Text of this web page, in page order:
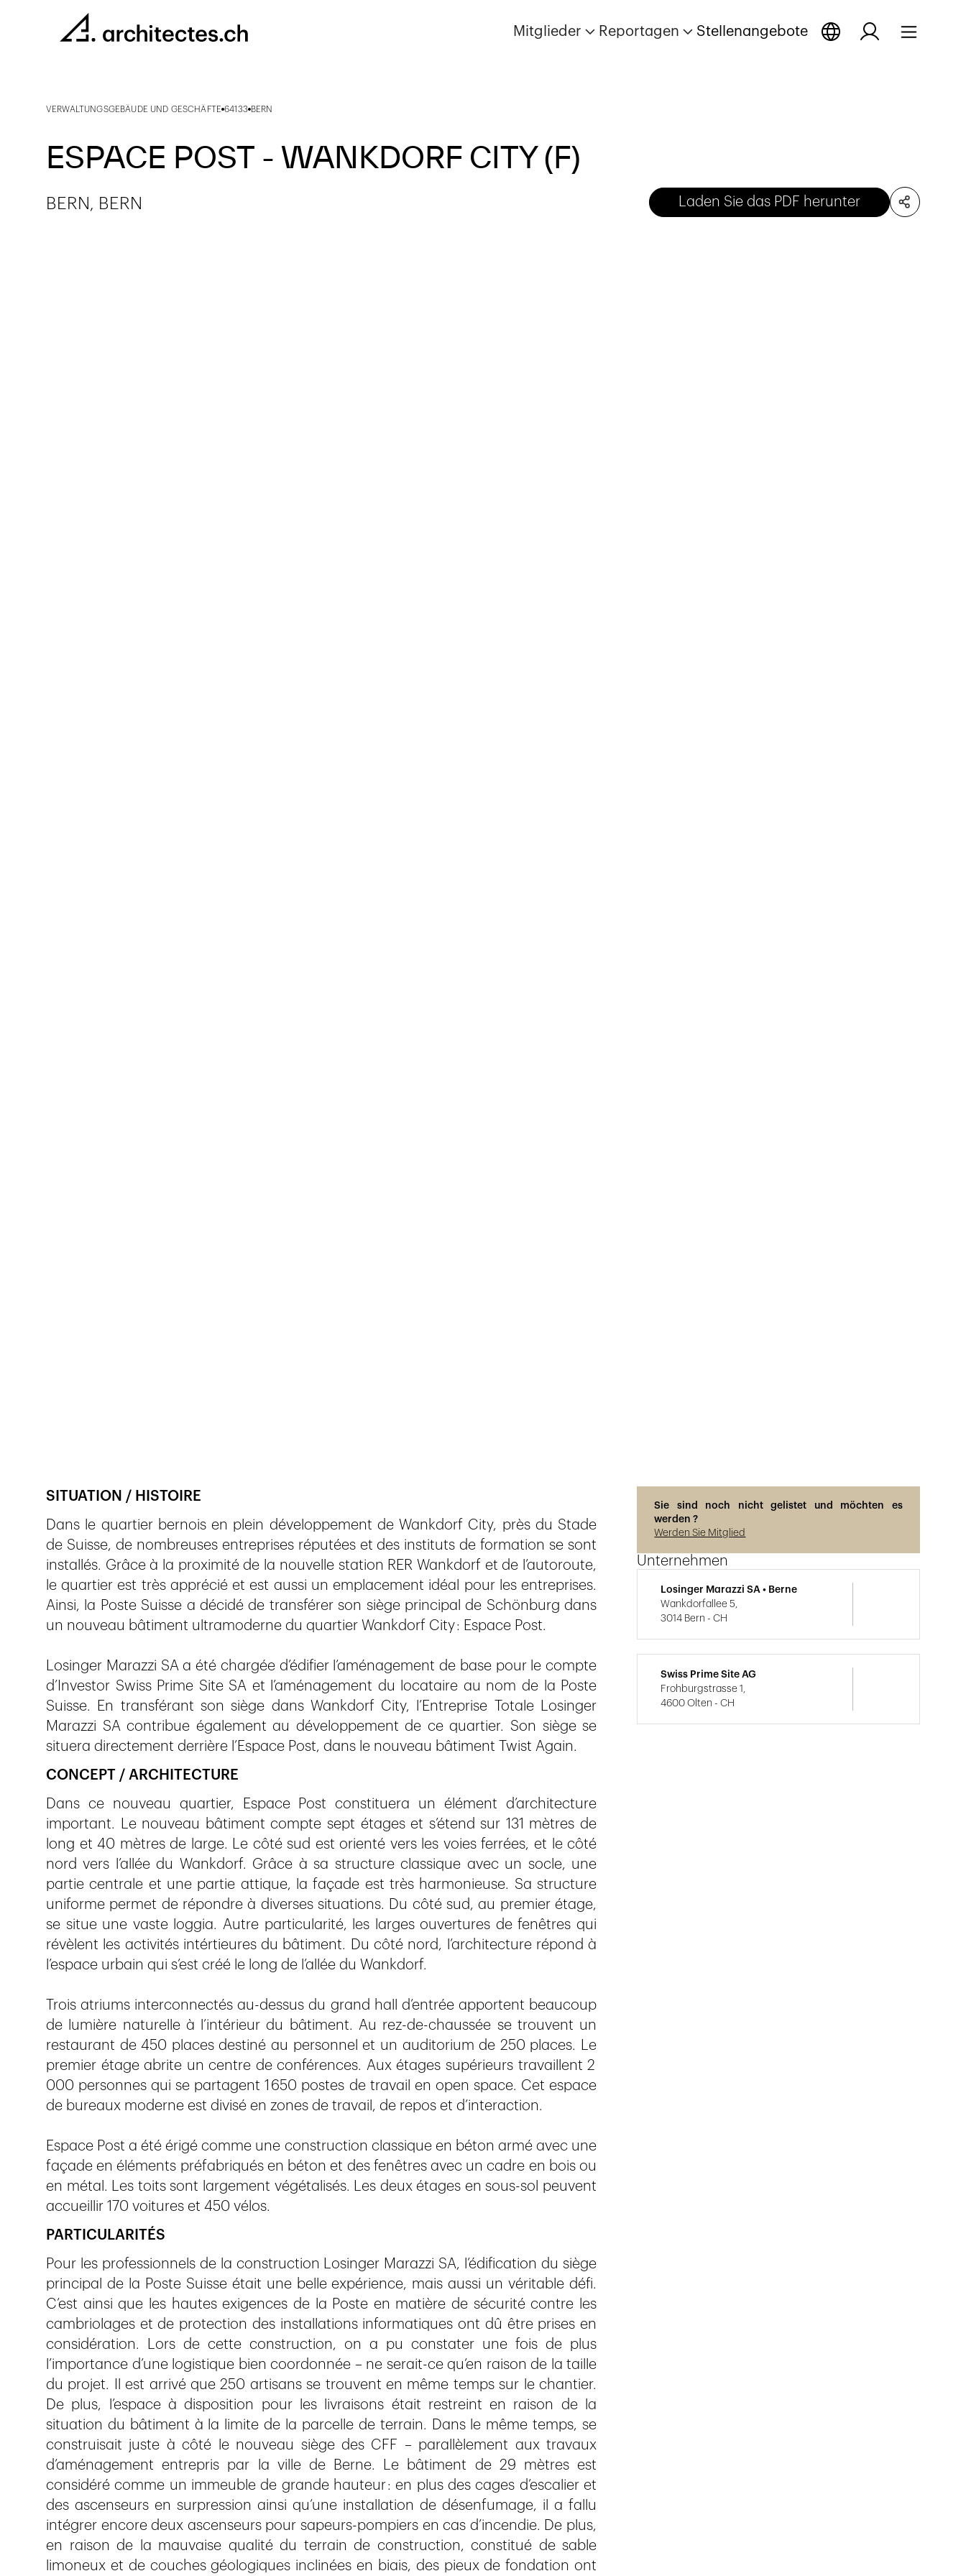
Mitglieder Reportagen Stellenangebote
VERWALTUNGSGEBÄUDE UND GESCHÄFTE 64133 BERN
ESPACE POST - WANKDORF CITY (F)
BERN, BERN Laden Sie das PDF herunter
SITUATION / HISTOIRE
Dans le quartier bernois en plein développement de Wankdorf City, près du Stade
de Suisse, de nombreuses entreprises réputées et des instituts de formation se sont
installés. Grâce à la proximité de la nouvelle station RER Wankdorf et de l’autoroute,
le quartier est très apprécié et est aussi un emplacement idéal pour les entreprises.
Ainsi, la Poste Suisse a décidé de transférer son siège principal de Schönburg dans
un nouveau bâtiment ultramoderne du quartier Wankdorf City : Espace Post.
Losinger Marazzi SA a été chargée d’édifier l’aménagement de base pour le compte
d’Investor Swiss Prime Site SA et l’aménagement du locataire au nom de la Poste
Suisse. En transférant son siège dans Wankdorf City, l’Entreprise Totale Losinger
Marazzi SA contribue également au développement de ce quartier. Son siège se
situera directement derrière l’Espace Post, dans le nouveau bâtiment Twist Again.
CONCEPT / ARCHITECTURE
Dans ce nouveau quartier, Espace Post constituera un élément d’architecture
important. Le nouveau bâtiment compte sept étages et s’étend sur 131 mètres de
long et 40 mètres de large. Le côté sud est orienté vers les voies ferrées, et le côté
nord vers l’allée du Wankdorf. Grâce à sa structure classique avec un socle, une
partie centrale et une partie attique, la façade est très har­monieuse. Sa structure
uniforme permet de répondre à diverses situations. Du côté sud, au premier étage,
se situe une vaste loggia. Autre particularité, les larges ouvertures de fenêtres qui
révèlent les activités intértieures du bâtiment. Du côté nord, l’architecture répond à
l’espace urbain qui s’est créé le long de l’allée du Wankdorf.
Trois atriums interconnectés au-dessus du grand hall d’entrée apportent beaucoup
de lumière naturelle à l’intérieur du bâtiment. Au rez-de-chaussée se trouvent un
restaurant de 450 places destiné au personnel et un auditorium de 250 places. Le
premier étage abrite un centre de conférences. Aux étages supérieurs travaillent 2
000 personnes qui se partagent 1 650 postes de travail en open space. Cet espace
de bureaux moderne est divisé en zones de travail, de repos et d’interaction.
Espace Post a été érigé comme une construction classique en béton armé avec une
façade en éléments préfabriqués en béton et des fenêtres avec un cadre en bois ou
en métal. Les toits sont largement végétalisés. Les deux étages en sous-sol peuvent
accueillir 170 voitures et 450 vélos.
PARTICULARITÉS
Pour les professionnels de la construction Losinger Marazzi SA, l’édification du siège
principal de la Poste Suisse était une belle expérience, mais aussi un véritable défi.
C’est ainsi que les hautes exigences de la Poste en matière de sécurité contre les
cambriolages et de protection des installations informatiques ont dû être prises en
considération. Lors de cette construction, on a pu constater une fois de plus
l’importance d’une logistique bien coordonnée – ne serait-ce qu’en raison de la taille
du projet. Il est arrivé que 250 artisans se trouvent en même temps sur le chantier.
De plus, l’espace à disposition pour les livraisons était restreint en raison de la
situation du bâtiment à la limite de la parcelle de terrain. Dans le même temps, se
construisait juste à côté le nouveau siège des CFF – parallèlement aux travaux
d’aménagement entrepris par la ville de Berne. Le bâtiment de 29 mètres est
considéré comme un immeuble de grande hauteur : en plus des cages d’escalier et
des ascenseurs en surpression ainsi qu’une installation de désenfumage, il a fallu
intégrer encore deux ascenseurs pour sapeurs-pompiers en cas d’incendie. De plus,
en raison de la mauvaise qualité du terrain de construction, constitué de sable
limoneux et de couches géologiques inclinées en biais, des pieux de fondation ont
Sie sind noch nicht gelistet und möchten es
werden ?
Werden Sie Mitglied
Unternehmen
Losinger Marazzi SA • Berne
Wankdorfallee 5,
3014 Bern - CH
Swiss Prime Site AG
Frohburgstrasse 1,
4600 Olten - CH